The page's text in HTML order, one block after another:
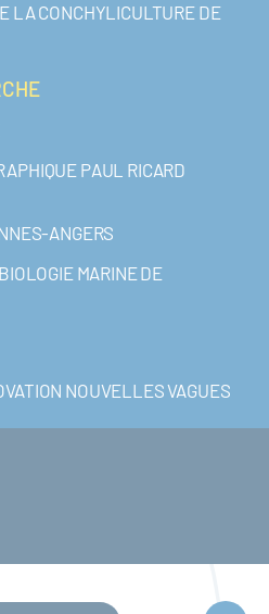
LA CONCHYLICULTURE DE
PAUL RICARD
ANGERS
MARINE DE
NOUVELLES VAGUES